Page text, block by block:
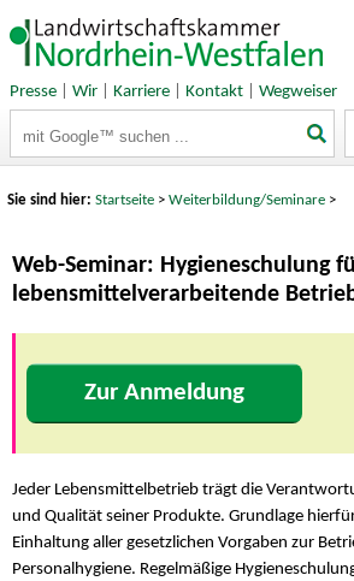
Presse| Wir| Karriere| Kontakt| Wegweiser
Sie sind hier:Startseite >Weiterbildung/Seminare >
Web-Seminar: Hygieneschulung
lebensmittelverarbeitende
Zur Anmeldung
Jeder Lebensmittelbetrieb trägt die
und Qualität seiner Produkte. Grundlage
Einhaltung aller gesetzlichen Vorgaben zur
Personalhygiene. Regelmäßige